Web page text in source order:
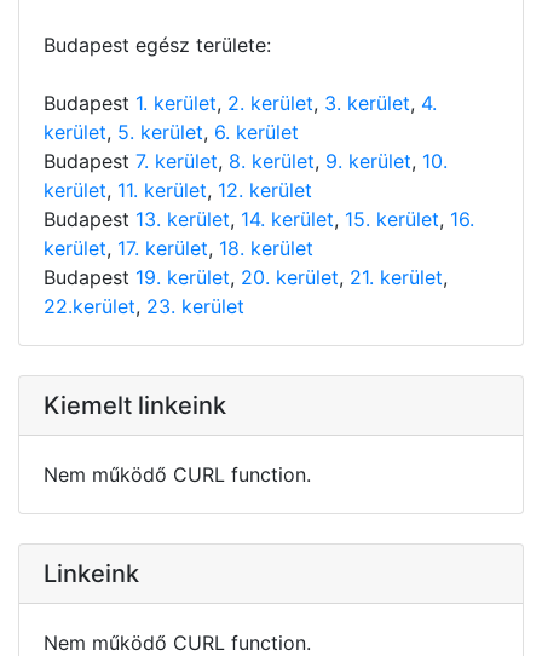
Budapest egész területe:
Budapest 1. kerület, 2. kerület, 3. kerület, 4.
kerület, 5. kerület, 6. kerület
Budapest 7. kerület, 8. kerület, 9. kerület, 10.
kerület, 11. kerület, 12. kerület
Budapest 13. kerület, 14. kerület, 15. kerület, 16.
kerület, 17. kerület, 18. kerület
Budapest 19. kerület, 20. kerület, 21. kerület,
22.kerület, 23. kerület
Kiemelt linkeink
Nem működő CURL function.
Linkeink
Nem működő CURL function.